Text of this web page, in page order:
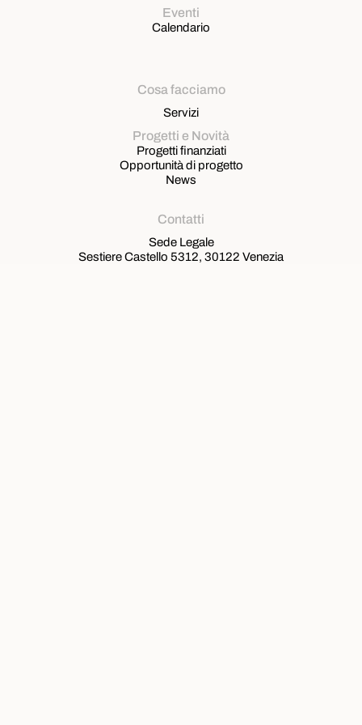
Eventi
Calendario
Cosa facciamo
Servizi
Progetti e Novità
Progetti finanziati
Opportunità di progetto
News
Contatti
Sede Legale
Sestiere Castello 5312, 30122 Venezia